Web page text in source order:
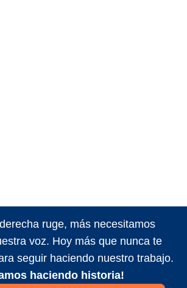
ruge, más necesitamos
voz. Hoy más que nunca te
seguir haciendo nuestro trabajo.
haciendo historia!